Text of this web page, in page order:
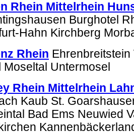
Rhein Mittelrhein
Burghotel
Hahn Kirchberg
Rhein Ehrenbreitstein
Untermosel
Rhein Mittelrhein
Kaub St.
Bad Ems Neuwied